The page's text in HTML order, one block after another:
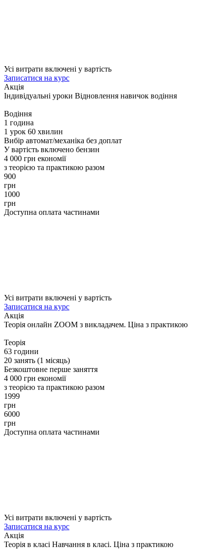
Усі витрати включені у вартість
Записатися на курс
Акція
Індивідуальні уроки Відновлення навичок водіння
Водіння
1 година
1 урок 60 хвилин
Вибір автомат/механіка без доплат
У вартість включено бензин
4 000 грн економії
з теорією та практикою разом
900
грн
1000
грн
Доступна оплата частинами
Усі витрати включені у вартість
Записатися на курс
Акція
Теорія онлайн ZOOM з викладачем. Ціна з практикою
Теорія
63 години
20 занять (1 місяць)
Безкоштовне перше заняття
4 000 грн економії
з теорією та практикою разом
1999
грн
6000
грн
Доступна оплата частинами
Усі витрати включені у вартість
Записатися на курс
Акція
Теорія в класі Навчання в класі. Ціна з практикою